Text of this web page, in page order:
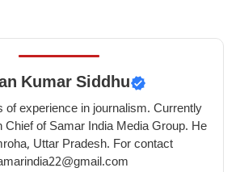
Kumar Siddhu
of experience in journalism. Currently
Chief of Samar India Media Group. He
Uttar Pradesh. For contact